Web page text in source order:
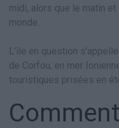
midi, alors que le matin
monde.
L’île en question
de Corfou, en mer
touristiques prisées en